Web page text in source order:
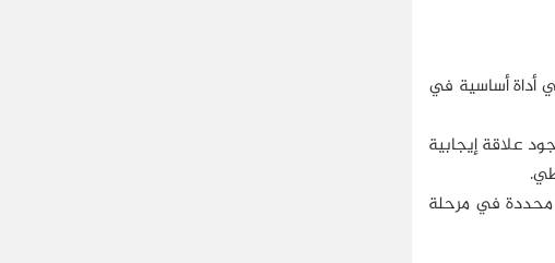
أداة أساسية في
علاقة إيجابية
محددة في مرحلة